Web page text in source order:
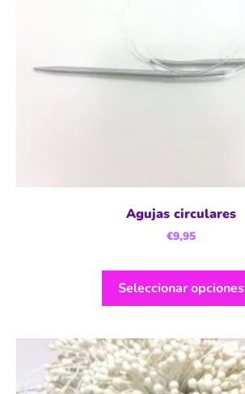
Agujas circulares
€9,95
Seleccionar opciones